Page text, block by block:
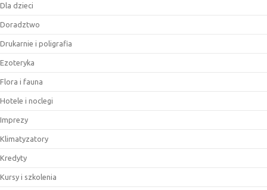
Dla dzieci
Doradztwo
Drukarnie i poligrafia
Ezoteryka
Flora i fauna
Hotele i noclegi
Imprezy
Klimatyzatory
Kredyty
Kursy i szkolenia